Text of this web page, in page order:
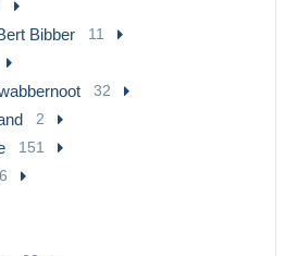
Bibber 11
32
2
151
6